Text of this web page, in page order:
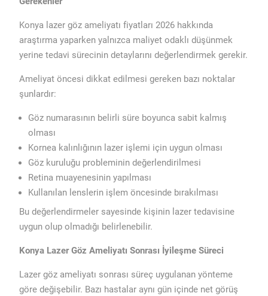
Konya lazer göz ameliyatı fiyatları 2026 hakkında
araştırma yaparken yalnızca maliyet odaklı düşünmek
yerine tedavi sürecinin detaylarını değerlendirmek gerekir.
Ameliyat öncesi dikkat edilmesi gereken bazı noktalar
şunlardır:
Göz numarasının belirli süre boyunca sabit kalmış
olması
Kornea kalınlığının lazer işlemi için uygun olması
Göz kuruluğu probleminin değerlendirilmesi
Retina muayenesinin yapılması
Kullanılan lenslerin işlem öncesinde bırakılması
Bu değerlendirmeler sayesinde kişinin lazer tedavisine
uygun olup olmadığı belirlenebilir.
Konya Lazer Göz Ameliyatı Sonrası İyileşme Süreci
Lazer göz ameliyatı sonrası süreç uygulanan yönteme
göre değişebilir. Bazı hastalar aynı gün içinde net görüş